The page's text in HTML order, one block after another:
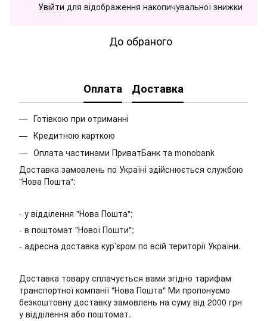
Увійти для відображення накопичувальної знижки
До обраного
Оплата Доставка
Готівкою при отриманні
Кредитною карткою
Оплата частинами ПриватБанк та monobank
Доставка замовлень по Україні здійснюється службою
"Нова Пошта":
- у відділення "Нова Пошта";
- в поштомат "Нової Пошти";
- адресна доставка кур’єром по всій території України.
Доставка товару сплачується вами згідно тарифам
транспортної компанії "Нова Пошта" Ми пропонуємо
безкоштовну доставку замовлень на суму від 2000 грн
у відділення або поштомат.